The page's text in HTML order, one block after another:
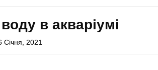
в акваріумі
Січня, 2021